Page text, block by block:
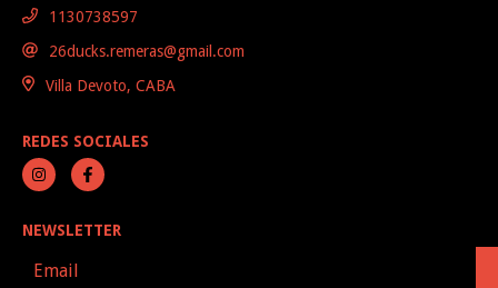
1130738597
26ducks.remeras@gmail.com
Villa Devoto, CABA
REDES SOCIALES
NEWSLETTER